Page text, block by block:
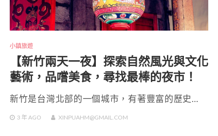
小鎮旅遊
【新竹兩天一夜】探索自然風光與文化
藝術，品嚐美食，尋找最棒的夜市！
新竹是台灣北部的一個城市，有著豐富的歷史…
3 年 AGO XINPUAHM@GMAIL.COM